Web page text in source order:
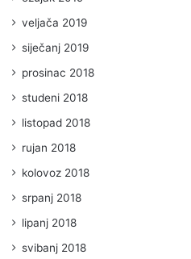
veljača 2019
siječanj 2019
prosinac 2018
studeni 2018
listopad 2018
rujan 2018
kolovoz 2018
srpanj 2018
lipanj 2018
svibanj 2018